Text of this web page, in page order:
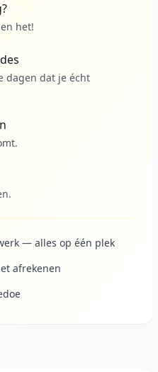
het!
dagen dat je écht
— alles op één plek
afrekenen